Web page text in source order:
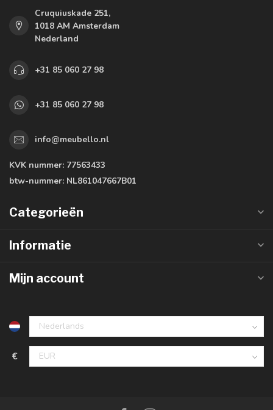
Cruquiuskade 251,
1018 AM Amsterdam
Nederland
+31 85 060 27 98
+31 85 060 27 98
info@meubello.nl
KVK nummer: 77563433
btw-nummer: NL861047667B01
Categorieën
Informatie
Mijn account
€